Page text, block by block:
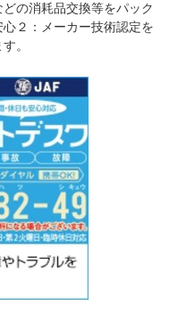
の消耗品交換等をパック
２：メーカー技術認定を
。